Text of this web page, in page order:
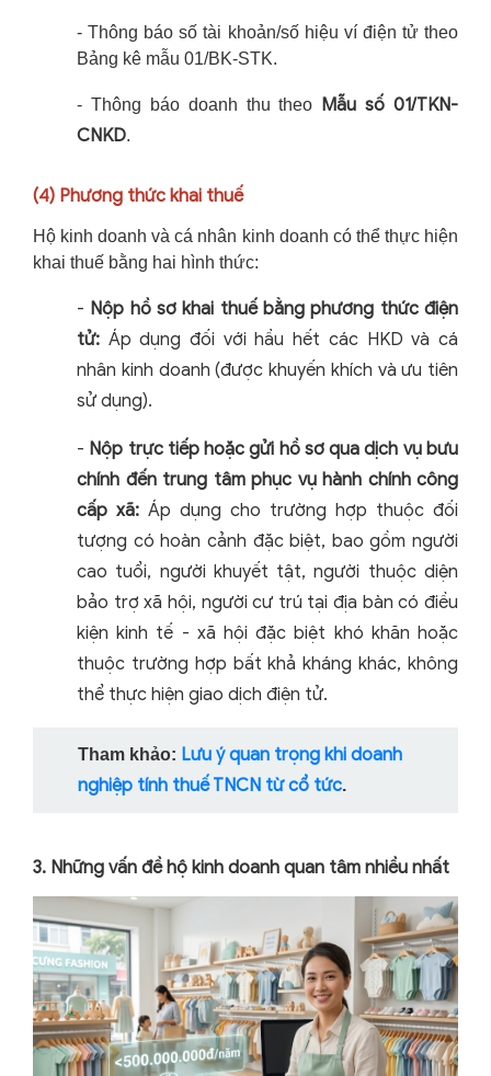
- Thông báo số tài khoản/số hiệu ví điện tử theo
Bảng kê mẫu 01/BK-STK.
- Thông báo doanh thu theo Mẫu số 01/TKN-
CNKD.
(4) Phương thức khai thuế
Hộ kinh doanh và cá nhân kinh doanh có thể thực hiện
khai thuế bằng hai hình thức:
- Nộp hồ sơ khai thuế bằng phương thức điện
tử: Áp dụng đối với hầu hết các HKD và cá
nhân kinh doanh (được khuyến khích và ưu tiên
sử dụng).
- Nộp trực tiếp hoặc gửi hồ sơ qua dịch vụ bưu
chính đến trung tâm phục vụ hành chính công
cấp xã: Áp dụng cho trường hợp thuộc đối
tượng có hoàn cảnh đặc biệt, bao gồm người
cao tuổi, người khuyết tật, người thuộc diện
bảo trợ xã hội, người cư trú tại địa bàn có điều
kiện kinh tế - xã hội đặc biệt khó khăn hoặc
thuộc trường hợp bất khả kháng khác, không
thể thực hiện giao dịch điện tử.
Tham khảo: Lưu ý quan trọng khi doanh
nghiệp tính thuế TNCN từ cổ tức.
3. Những vấn đề hộ kinh doanh quan tâm nhiều nhất